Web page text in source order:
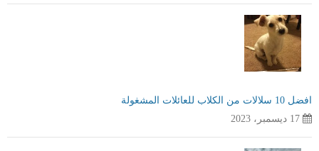
افضل 10 سلالات من الكلاب للعائلات المشغولة
17 ديسمبر، 2023